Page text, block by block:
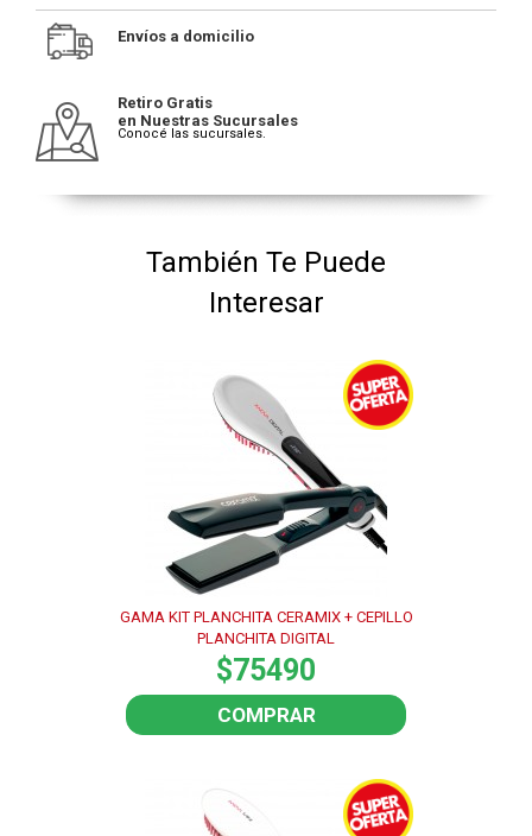
Envíos a domicilio
Retiro Gratis
en Nuestras Sucursales
Conocé las sucursales.
También Te Puede
Interesar
GAMA KIT PLANCHITA CERAMIX + CEPILLO
PLANCHITA DIGITAL
$75490
COMPRAR